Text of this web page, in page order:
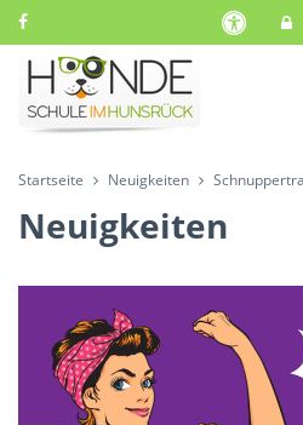
Startseite Neuigkeiten
Neuigkeiten